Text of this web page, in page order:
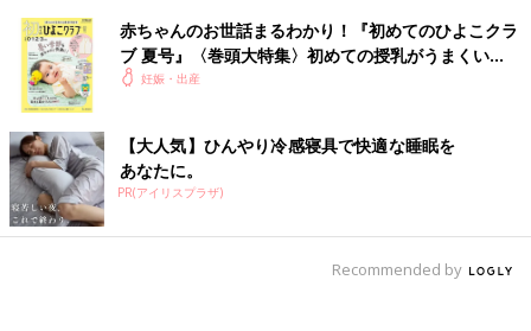
赤ちゃんのお世話まるわかり！『初めてのひよこクラ
ブ 夏号』〈巻頭大特集〉初めての授乳がうまくい
く！ おっぱい・ミルクの基本と夏のトラブル 解決テ
妊娠・出産
【大人気】ひんやり冷感寝具で快適な睡眠を
あなたに。
PR(アイリスプラザ)
Recommended by